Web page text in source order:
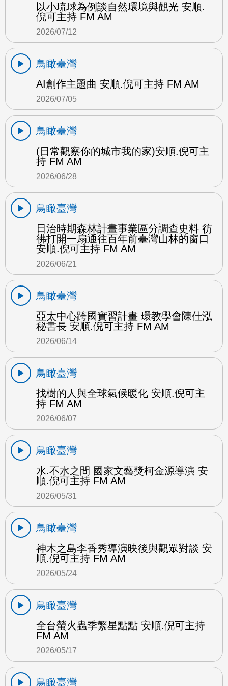
以小琉球為例談自然環境與觀光 安順.
倪可主持 FM AM
2026/07/12
鳥瞰臺灣
AI創作主題曲 安順.倪可主持 FM AM
2026/07/05
鳥瞰臺灣
(日常觀察你的城市我的家)安順.倪可主
持 FM AM
2026/06/28
鳥瞰臺灣
日治時期森林計畫事業區分調查史料 彷
彿打開一扇通往百年前臺灣山林的窗口
安順.倪可主持 FM AM
2026/06/21
鳥瞰臺灣
亞太中心跨國實習計畫 環教學會陳仕泓
秘書長 安順.倪可主持 FM AM
2026/06/14
鳥瞰臺灣
找樹的人與全球氣候暖化 安順.倪可主
持 FM AM
2026/06/07
鳥瞰臺灣
水.不水之間 國家文藝獎柯金源導演 安
順.倪可主持 FM AM
2026/05/31
鳥瞰臺灣
神木之島李香秀導演映後與觀眾對談 安
順.倪可主持 FM AM
2026/05/24
鳥瞰臺灣
全台螢火蟲季繁星點點 安順.倪可主持
FM AM
2026/05/17
鳥瞰臺灣